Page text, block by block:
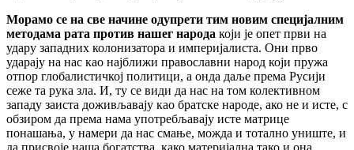
Морамо се на све начине одупрети тим новим специјалним
методама рата против нашег народа који је опет први на
удару западних колонизатора и империјалиста. Они прво
ударају на нас као најближи православни народ који пружа
отпор глобалистичкој политици, а онда даље према Русији
сеже та рука зла. И, ту се види да нас на том колективном
западу заиста доживљавају као братске народе, ако не и исте, с
обзиром да према нама употребљавају исте матрице
понашања, у намери да нас смање, можда и тотално униште, и
да присвоје наша богатства, како материјална тако и она